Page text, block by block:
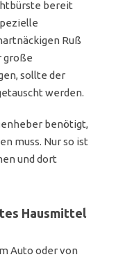
bereit
Ruß
große
sollte der
werden.
benötigt,
muss. Nur so ist
und dort
Hausmittel
Auto oder von